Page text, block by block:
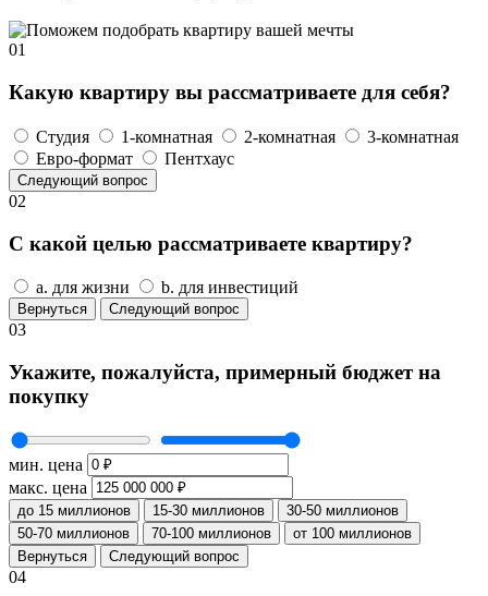
01
Какую квартиру вы рассматриваете для себя?
Студия 1-комнатная 2-комнатная
3-комнатная
Евро-формат
Пентхаус
Следующий вопрос
02
С какой целью рассматриваете квартиру?
a. для жизни b. для инвестиций
Вернуться Следующий вопрос
03
Укажите, пожалуйста, примерный бюджет на
покупку
мин. цена
макс. цена
до 15 миллионов 15-30 миллионов
30-50 миллионов
50-70 миллионов
70-100 миллионов
от 100 миллионов
Вернуться
Следующий вопрос
04